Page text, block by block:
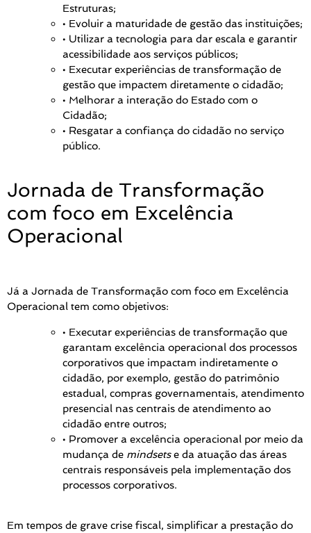
Estruturas;
• Evoluir a maturidade de gestão das instituições;
• Utilizar a tecnologia para dar escala e garantir
acessibilidade aos serviços públicos;
• Executar experiências de transformação de
gestão que impactem diretamente o cidadão;
• Melhorar a interação do Estado com o
Cidadão;
• Resgatar a confiança do cidadão no serviço
público.
Jornada de Transformação
com foco em Excelência
Operacional
Já a Jornada de Transformação com foco em Excelência
Operacional tem como objetivos:
• Executar experiências de transformação que
garantam excelência operacional dos processos
corporativos que impactam indiretamente o
cidadão, por exemplo, gestão do patrimônio
estadual, compras governamentais, atendimento
presencial nas centrais de atendimento ao
cidadão entre outros;
• Promover a excelência operacional por meio da
mudança de mindsetse da atuação das áreas
centrais responsáveis pela implementação dos
processos corporativos.
Em tempos de grave crise fiscal, simplificar a prestação do